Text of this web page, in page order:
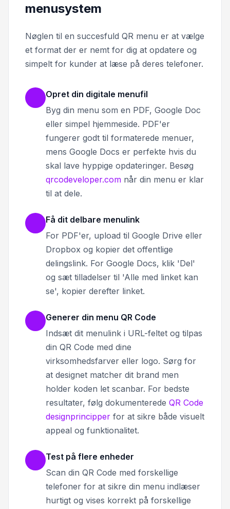
menusystem
Nøglen til en succesfuld QR menu er at vælge
et format der er nemt for dig at opdatere og
simpelt for kunder at læse på deres telefoner.
Opret din digitale menufil
Byg din menu som en PDF, Google Doc
eller simpel hjemmeside. PDF'er
fungerer godt til formaterede menuer,
mens Google Docs er perfekte hvis du
skal lave hyppige opdateringer. Besøg
qrcodeveloper.com når din menu er klar
til at dele.
Få dit delbare menulink
For PDF'er, upload til Google Drive eller
Dropbox og kopier det offentlige
delingslink. For Google Docs, klik 'Del'
og sæt tilladelser til 'Alle med linket kan
se', kopier derefter linket.
Generer din menu QR Code
Indsæt dit menulink i URL-feltet og tilpas
din QR Code med dine
virksomhedsfarver eller logo. Sørg for
at designet matcher dit brand men
holder koden let scanbar. For bedste
resultater, følg dokumenterede QR Code
designprincipper for at sikre både visuelt
appeal og funktionalitet.
Test på flere enheder
Scan din QR Code med forskellige
telefoner for at sikre din menu indlæser
hurtigt og vises korrekt på forskellige